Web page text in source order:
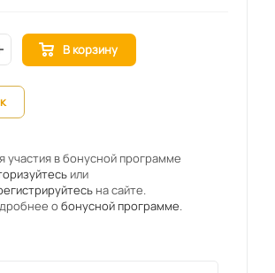
В корзину
участия в бонусной программе
или
на сайте.
обонусной программе.